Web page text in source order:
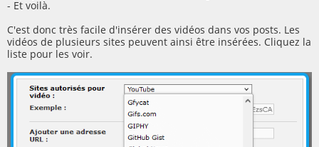
- Et voilà.
C'est donc très facile d'insérer des vidéos dans vos posts. Les
vidéos de plusieurs sites peuvent ainsi être insérées. Cliquez la
liste pour les voir.